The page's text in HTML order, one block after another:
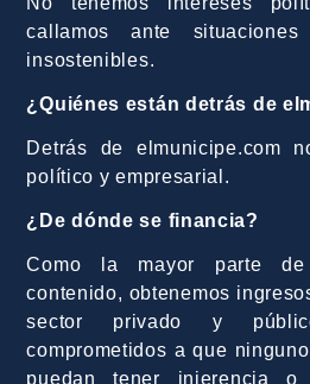
callamos ante situaciones
insostenibles.
¿Quiénes están detrás de
Detrás de elmunicipe.com
político y empresarial.
¿De dónde se financia?
Como la mayor parte
contenido, obtenemos
sector privado y
comprometidos a que
puedan tener injerencia